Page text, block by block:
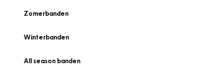
Zomerbanden
Winterbanden
All season banden